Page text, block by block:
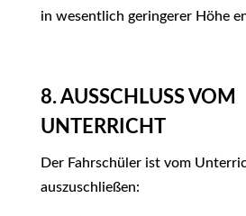
in wesentlich geringerer Höhe
8. AUSSCHLUSS VOM
UNTERRICHT
Der Fahrschüler ist vom
auszuschließen: